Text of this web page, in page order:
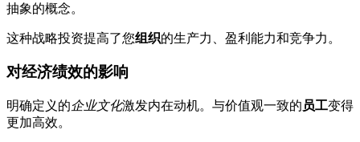
抽象的概念。
这种战略投资提高了您组织的生产力、盈利能力和竞争力。
对经济绩效的影响
明确定义的企业文化激发内在动机。与价值观一致的 员工变得
更加高效。